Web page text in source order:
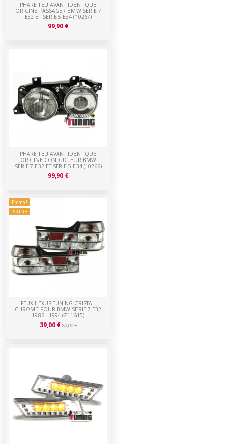
Promo !
-50,00 €
FEUX LEXUS TUNING CRISTAL
CHROME POUR BMW SERIE 7 E32
1986 - 1994 (Z11615)
39,00 €89,00 €
PHARE FEU AVANT IDENTIQUE
ORIGINE CONDUCTEUR BMW
SERIE 7 E32 ET SERIE 5 E34 (10266)
99,90 €
PHARE FEU AVANT IDENTIQUE
ORIGINE PASSAGER BMW SERIE 7
E32 ET SERIE 5 E34 (10267)
99,90 €